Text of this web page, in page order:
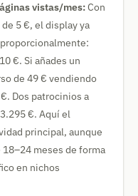
vistas/mes:Con
5 €, el display ya
€. Si añades un
de 49 € vendiendo
Dos patrocinios a
€. Aquí el
principal, aunque
meses de forma
en nichos